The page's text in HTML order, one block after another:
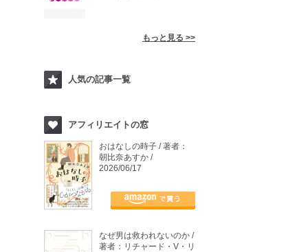
もっと見る >>
人気の記事一覧
アフィリエイトの窓
おはなしの時子 / 著者：
朝比奈あすか /
2026/06/17
なぜ男は救われないのか /
著者：リチャード・V・リ